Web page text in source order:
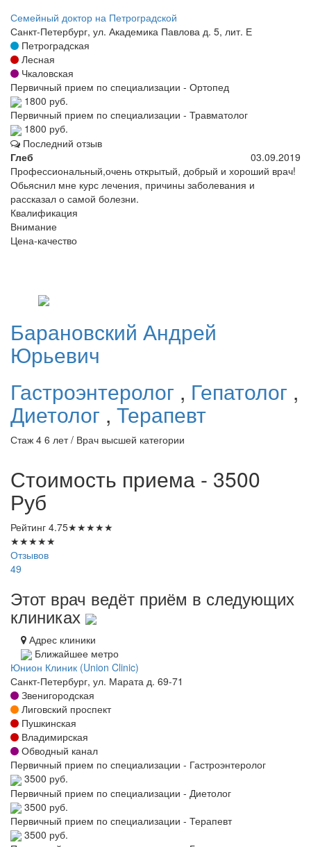
Семейный доктор на Петроградской
Санкт-Петербург, ул. Академика Павлова д. 5, лит. Е
Петроградская
Лесная
Чкаловская
Первичный прием по специализации - Ортопед
1800 руб.
Первичный прием по специализации - Травматолог
1800 руб.
Последний отзыв
Глеб
03.09.2019
Профессиональный,очень открытый, добрый и хороший врач!
Обьяснил мне курс лечения, причины заболевания и
рассказал о самой болезни.
Квалификация
Внимание
Цена-качество
Барановский Андрей
Юрьевич
Гастроэнтеролог , Гепатолог ,
Диетолог , Терапевт
Стаж 4 6 лет / Врач высшей категории
Стоимость приема - 3500
Руб
Рейтинг 4.75★★★★★
★★★★★
Отзывов
49
Этот врач ведёт приём в следующих
клиниках
Адрес клиники
Ближайшее метро
Юнион Клиник (Union Clinic)
Санкт-Петербург, ул. Марата д. 69-71
Звенигородская
Лиговский проспект
Пушкинская
Владимирская
Обводный канал
Первичный прием по специализации - Гастроэнтеролог
3500 руб.
Первичный прием по специализации - Диетолог
3500 руб.
Первичный прием по специализации - Терапевт
3500 руб.